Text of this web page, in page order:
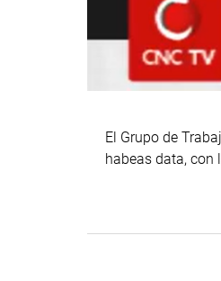
El Grupo de
habeas data, con